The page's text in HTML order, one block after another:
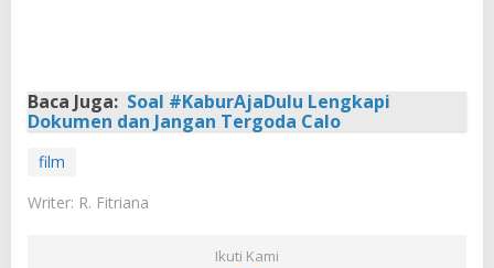
Baca Juga: Soal #KaburAjaDulu Lengkapi
Dokumen dan Jangan Tergoda Calo
film
Writer: R. Fitriana
Ikuti Kami